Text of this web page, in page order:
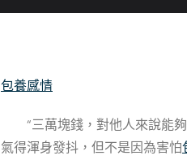
包養感情
“三萬塊錢，對他人來說能
氣得渾身發抖，但不是因為害怕